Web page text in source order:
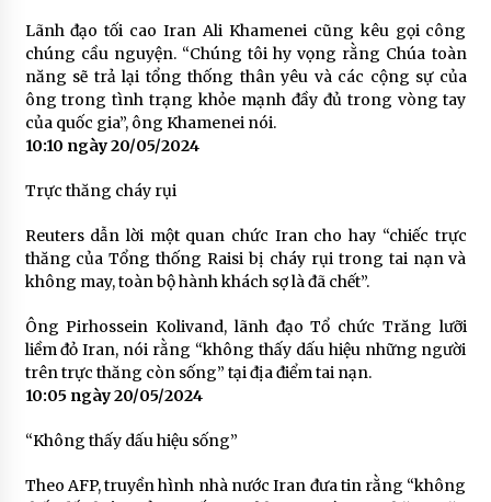
Lãnh đạo tối cao Iran Ali Khamenei cũng kêu gọi công
chúng cầu nguyện. “Chúng tôi hy vọng rằng Chúa toàn
năng sẽ trả lại tổng thống thân yêu và các cộng sự của
ông trong tình trạng khỏe mạnh đầy đủ trong vòng tay
của quốc gia”, ông Khamenei nói.
10:10 ngày 20/05/2024
Trực thăng cháy rụi
Reuters dẫn lời một quan chức Iran cho hay “chiếc trực
thăng của Tổng thống Raisi bị cháy rụi trong tai nạn và
không may, toàn bộ hành khách sợ là đã chết”.
Ông Pirhossein Kolivand, lãnh đạo Tổ chức Trăng lưỡi
liềm đỏ Iran, nói rằng “không thấy dấu hiệu những người
trên trực thăng còn sống” tại địa điểm tai nạn.
10:05 ngày 20/05/2024
“Không thấy dấu hiệu sống”
Theo AFP, truyền hình nhà nước Iran đưa tin rằng “không